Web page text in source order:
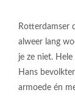
Rotterdamser
alweer lang
je ze niet.
Hans
armoede én